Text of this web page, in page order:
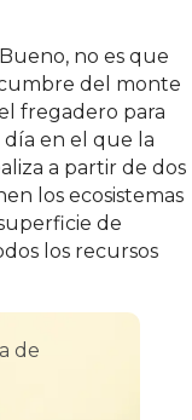
no es que
del monte
fregadero para
día en el que la
a partir de dos
los ecosistemas
de
los recursos
de